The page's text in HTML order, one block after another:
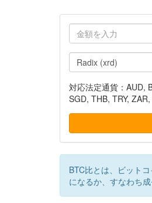
対応法定通貨：AUD,
SGD, THB, TRY,
BTC比とは、ビット
になるか、すなわち